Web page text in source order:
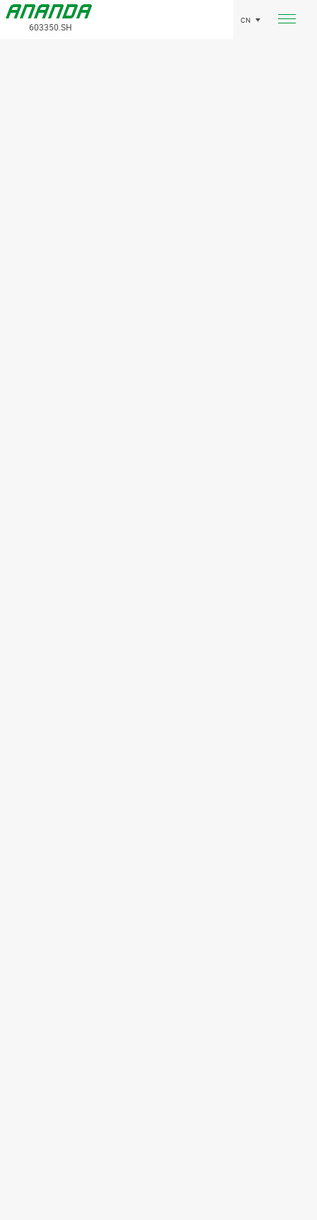
603350.SH
CN